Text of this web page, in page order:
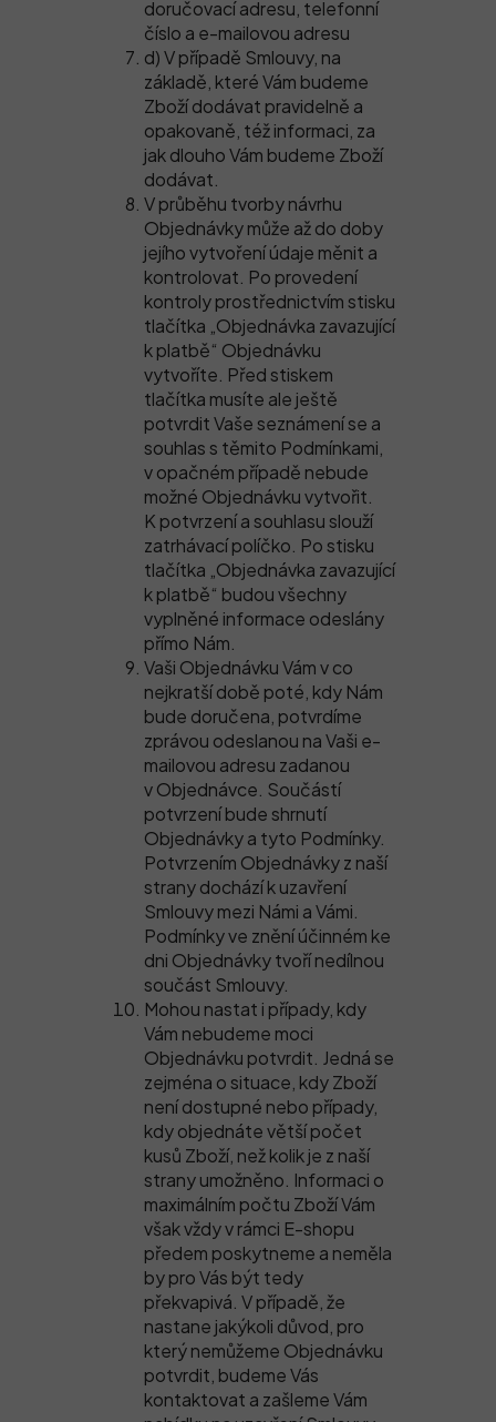
doručovací adresu, telefonní
číslo a e-mailovou adresu
d) V případě Smlouvy, na
základě, které Vám budeme
Zboží dodávat pravidelně a
opakovaně, též informaci, za
jak dlouho Vám budeme Zboží
dodávat.
V průběhu tvorby návrhu
Objednávky může až do doby
jejího vytvoření údaje měnit a
kontrolovat. Po provedení
kontroly prostřednictvím stisku
tlačítka „Objednávka zavazující
k platbě“ Objednávku
vytvoříte. Před stiskem
tlačítka musíte ale ještě
potvrdit Vaše seznámení se a
souhlas s těmito Podmínkami,
v opačném případě nebude
možné Objednávku vytvořit.
K potvrzení a souhlasu slouží
zatrhávací políčko. Po stisku
tlačítka „Objednávka zavazující
k platbě“ budou všechny
vyplněné informace odeslány
přímo Nám.
Vaši Objednávku Vám v co
nejkratší době poté, kdy Nám
bude doručena, potvrdíme
zprávou odeslanou na Vaši e-
mailovou adresu zadanou
v Objednávce. Součástí
potvrzení bude shrnutí
Objednávky a tyto Podmínky.
Potvrzením Objednávky z naší
strany dochází k uzavření
Smlouvy mezi Námi a Vámi.
Podmínky ve znění účinném ke
dni Objednávky tvoří nedílnou
součást Smlouvy.
Mohou nastat i případy, kdy
Vám nebudeme moci
Objednávku potvrdit. Jedná se
zejména o situace, kdy Zboží
není dostupné nebo případy,
kdy objednáte větší počet
kusů Zboží, než kolik je z naší
strany umožněno. Informaci o
maximálním počtu Zboží Vám
však vždy v rámci E-shopu
předem poskytneme a neměla
by pro Vás být tedy
překvapivá. V případě, že
nastane jakýkoli důvod, pro
který nemůžeme Objednávku
potvrdit, budeme Vás
kontaktovat a zašleme Vám